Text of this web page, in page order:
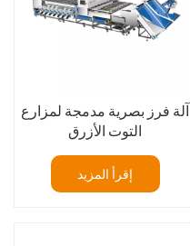
آلة فرز بصرية مدمجة لمزارع
التوت الأزرق
إقرأ المزيد